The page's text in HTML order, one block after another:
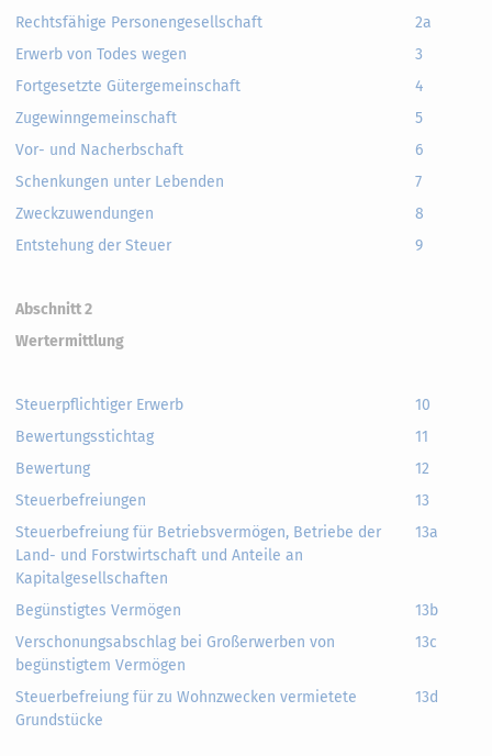
Rechtsfähige Personengesellschaft
2a
Erwerb von Todes wegen
3
Fortgesetzte Gütergemeinschaft
4
Zugewinngemeinschaft
5
Vor- und Nacherbschaft
6
Schenkungen unter Lebenden
7
Zweckzuwendungen
8
Entstehung der Steuer
9
Abschnitt 2
Wertermittlung
Steuerpflichtiger Erwerb
10
Bewertungsstichtag
11
Bewertung
12
Steuerbefreiungen
13
Steuerbefreiung für Betriebsvermögen, Betriebe der
Land- und Forstwirtschaft und Anteile an
Kapitalgesellschaften
13a
Begünstigtes Vermögen
13b
Verschonungsabschlag bei Großerwerben von
begünstigtem Vermögen
13c
Steuerbefreiung für zu Wohnzwecken vermietete
Grundstücke
13d